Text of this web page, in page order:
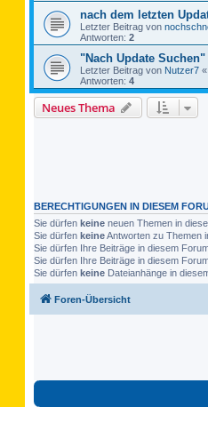
nach dem letzten
Letzter Beitrag von
Antworten: 2
"Nach Update Suchen"
Letzter Beitrag von Nutzer7 «
Antworten: 4
Neues Thema
BERECHTIGUNGEN IN DIESEM
Sie dürfen keine neuen Themen in
Sie dürfen keineAntworten zu Themen
Sie dürfen Ihre Beiträge in diesem
Sie dürfen Ihre Beiträge in diesem
Sie dürfen keine Dateianhänge in
Foren-Übersicht